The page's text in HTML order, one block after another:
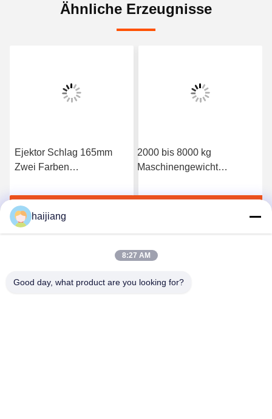
Ähnliche Erzeugnisse
Ejektor Schlag 165mm
Zwei Farben
Machien Heizleistung
185kW und Plastifizierung
Weg durch Schraube für
2000 bis 8000 kg
Maschinengewicht
Kunststoffspritzgießmaschine
haijiang
8:27 AM
Good day, what product are you looking for?